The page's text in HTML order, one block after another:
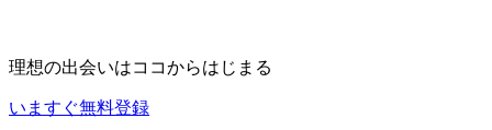
理想の出会いはココからはじまる
いますぐ無料登録